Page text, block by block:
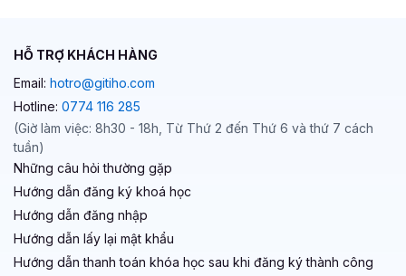
HỖ TRỢ KHÁCH HÀNG
Email: hotro@gitiho.com
Hotline: 0774 116 285
(Giờ làm việc: 8h30 - 18h, Từ Thứ 2 đến Thứ 6 và thứ 7 cách
tuần)
Những câu hỏi thường gặp
Hướng dẫn đăng ký khoá học
Hướng dẫn đăng nhập
Hướng dẫn lấy lại mật khẩu
Hướng dẫn thanh toán khóa học sau khi đăng ký thành công